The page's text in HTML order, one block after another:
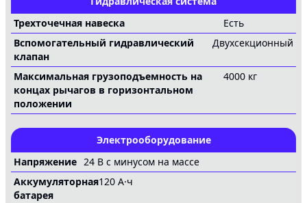
Трехточечная навеска
Есть
Вспомогательный гидравлический
клапан
Двухсекционный
Максимальная грузоподъемность на
концах рычагов в горизонтальном
положении
4000 кг
Электрооборудование
Напряжение 24 В с минусом на массе
Аккумуляторная
батарея
120 А·ч